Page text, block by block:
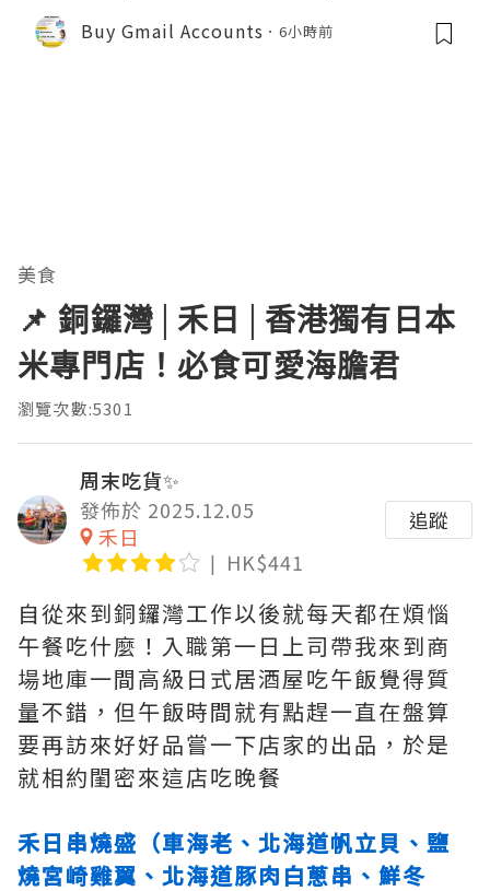
Buy Gmail Accounts 6小時前
美食
📌 銅鑼灣│禾日│香港獨有日本
米專門店！必食可愛海膽君
瀏覽次數:5301
周末吃貨✨
發佈於 2025.12.05
禾日
HK$441
追蹤
自從來到銅鑼灣工作以後就每天都在煩惱
午餐吃什麼！入職第一日上司帶我來到商
場地庫一間高級日式居酒屋吃午飯覺得質
量不錯，但午飯時間就有點趕一直在盤算
要再訪來好好品嘗一下店家的出品，於是
就相約閨密來這店吃晚餐
禾日串燒盛（車海老、北海道帆立貝、鹽
燒宮崎雞翼、北海道豚肉白蔥串、鮮冬